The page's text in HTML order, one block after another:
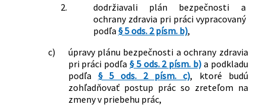
2.
dodržiavali plán bezpečnosti a
ochrany zdravia pri práci vypracovaný
podľa § 5 ods. 2 písm. b),
c)
úpravy plánu bezpečnosti a ochrany zdravia
pri práci podľa§ 5 ods. 2 písm. b) a podkladu
podľa § 5 ods. 2 písm. c), ktoré budú
zohľadňovať postup prác so zreteľom na
zmeny v priebehu prác,